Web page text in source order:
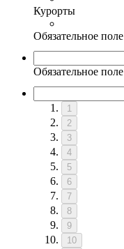
Курорты
Обязательное поле
Обязательное поле
1
2
3
4
5
6
7
8
9
10